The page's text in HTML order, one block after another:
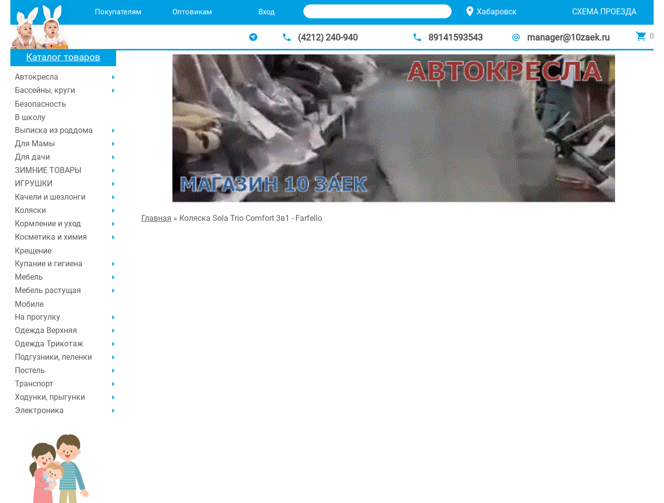
Покупателям Оптовикам Вход Хабаровск СХЕМА ПРОЕЗДА
(4212) 240-940 89141593543 manager@10zaek.ru 0
Главная » Коляска Sola Trio Comfort 3в1 - Farfello
Каталог товаров
Автокресла
Бассейны, круги
Безопасность
В школу
Выписка из роддома
Для Мамы
Для дачи
ЗИМНИЕ ТОВАРЫ
ИГРУШКИ
Качели и шезлонги
Коляски
Кормление и уход
Косметика и химия
Крещение
Купание и гигиена
Мебель
Мебель растущая
Мобиле
На прогулку
Одежда Верхняя
Одежда Трикотаж
Подгузники, пеленки
Постель
Транспорт
Ходунки, прыгунки
Электроника